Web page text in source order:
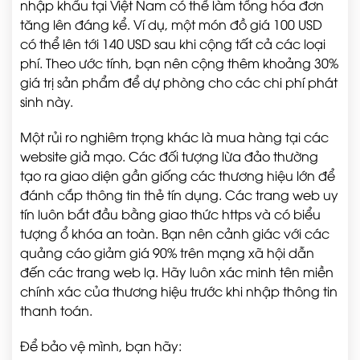
nhập khẩu tại Việt Nam có thể làm tổng hóa đơn
tăng lên đáng kể. Ví dụ, một món đồ giá 100 USD
có thể lên tới 140 USD sau khi cộng tất cả các loại
phí. Theo ước tính, bạn nên cộng thêm khoảng 30%
giá trị sản phẩm để dự phòng cho các chi phí phát
sinh này.
Một rủi ro nghiêm trọng khác là mua hàng tại các
website giả mạo. Các đối tượng lừa đảo thường
tạo ra giao diện gần giống các thương hiệu lớn để
đánh cắp thông tin thẻ tín dụng. Các trang web uy
tín luôn bắt đầu bằng giao thức https và có biểu
tượng ổ khóa an toàn. Bạn nên cảnh giác với các
quảng cáo giảm giá 90% trên mạng xã hội dẫn
đến các trang web lạ. Hãy luôn xác minh tên miền
chính xác của thương hiệu trước khi nhập thông tin
thanh toán.
Để bảo vệ mình, bạn hãy: